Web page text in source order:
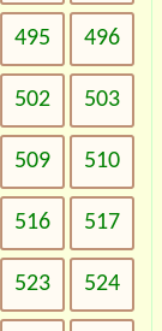
495 496
502 503
509 510
516 517
523 524